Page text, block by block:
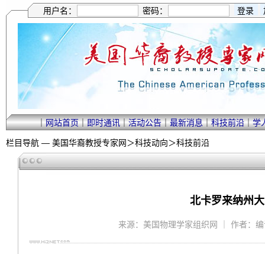
用户名： 密码：
｜网站首页｜即时通讯｜活动公告｜最新消息｜科技前沿｜学
栏目导航 — 美国华裔教授专家网＞科技动向＞科技前沿
北卡罗来纳州
来源：美国物理学家组织网 ｜ 作者：